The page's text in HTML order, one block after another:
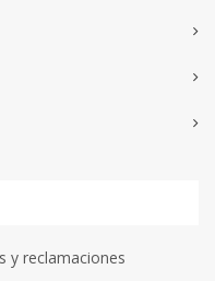
y reclamaciones